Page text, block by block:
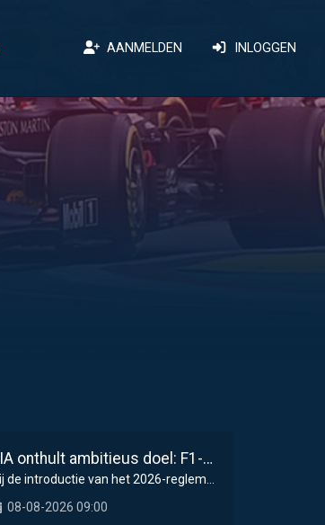
AANMELDEN INLOGGEN
FIA onthult ambitieus doel: F1-auto's moeten nog 80 kilo lichter
08-08-2026 09:00